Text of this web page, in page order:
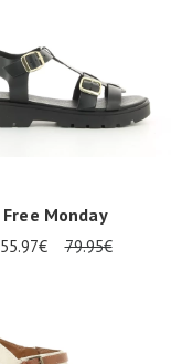
Free Monday
55.97€ 79.95€